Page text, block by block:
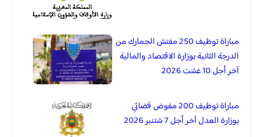
مباراة توظيف 250 مفتش الجمارك من
الدرجة الثانية بوزارة الاقتصاد والمالية
آخر أجل 10 غشت 2026
مباراة توظيف 200 مفوض قضائي
بوزارة العدل آخر أجل 7 شتنبر 2026